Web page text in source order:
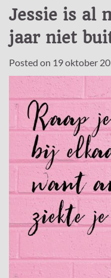
Jessie is al
jaar niet
Posted on 19 oktober